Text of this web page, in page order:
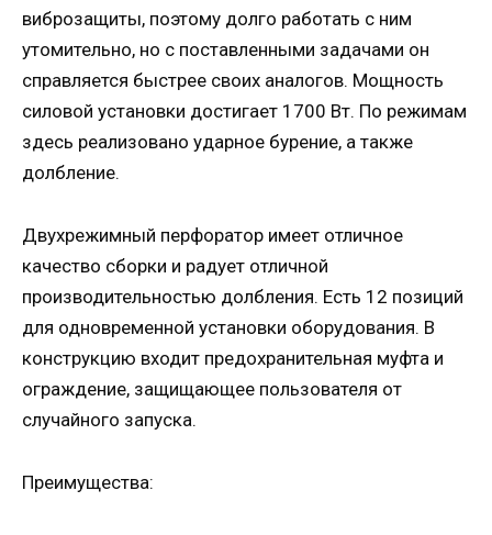
виброзащиты, поэтому долго работать с ним
утомительно, но с поставленными задачами он
справляется быстрее своих аналогов. Мощность
силовой установки достигает 1700 Вт. По режимам
здесь реализовано ударное бурение, а также
долбление.
Двухрежимный перфоратор имеет отличное
качество сборки и радует отличной
производительностью долбления. Есть 12 позиций
для одновременной установки оборудования. В
конструкцию входит предохранительная муфта и
ограждение, защищающее пользователя от
случайного запуска.
Преимущества: